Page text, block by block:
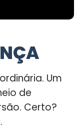
Um
de
Certo?